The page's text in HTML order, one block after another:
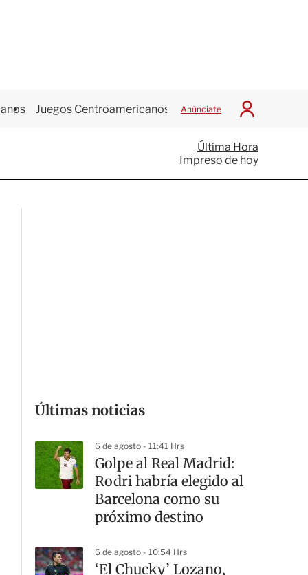
Juegos Centroamericanos Anúnciate
I
c
i
a
Última Hora
Impreso de hoy
Últimas noticias
6 de agosto - 11:41 Hrs
Golpe al Real Madrid:
Rodri habría elegido al
Barcelona como su
próximo destino
6 de agosto - 10:54 Hrs
‘El Chucky’ Lozano,